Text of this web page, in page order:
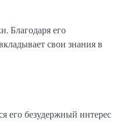
Благодаря его
свои знания в
его безудержный интерес